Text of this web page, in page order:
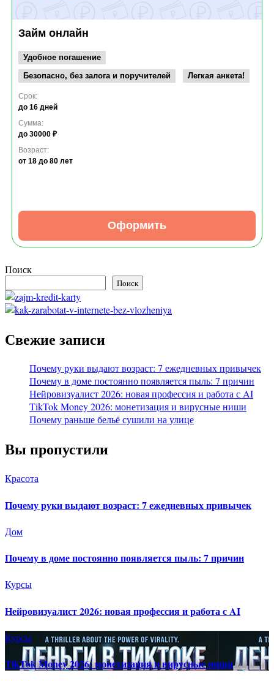
Займ онлайн
Удобное погашение
Безопасно, без залога и поручителей
Легкая анкета!
Срок:
до 16 дней
Сумма:
до 30000 ₽
Возраст:
от 18 до 80 лет
Оформить
Поиск
Поиск
Свежие записи
Почему руки выдают возраст: 7 ежедневных привычек
Почему в доме постоянно появляется пыль: 7 причин
Нейровизуалист 2026: новая профессия и работа с AI
TikTok Money 2026: монетизация и вирусные ниши
Почему раньше бельё сушили на улице
Вы пропустили
Красота
Почему руки выдают возраст: 7 ежедневных привычек
Дом
Почему в доме постоянно появляется пыль: 7 причин
Курсы
Нейровизуалист 2026: новая профессия и работа с AI
Курсы
TikTok Money 2026: монетизация и вирусные ниши